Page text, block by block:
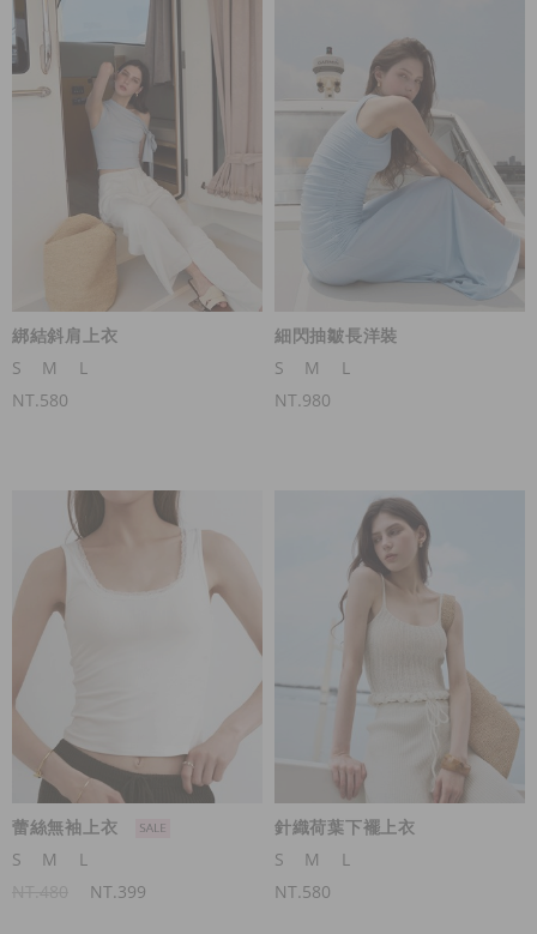
綁結斜肩上衣
S
M
L
NT.580
細閃抽皺長洋裝
S
M
L
NT.980
蕾絲無袖上衣
S
M
L
NT.399
針織荷葉下襬上衣
S
M
L
NT.580